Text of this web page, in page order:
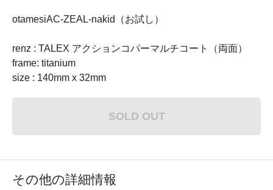
otamesiAC-ZEAL-nakid（お試し）
renz : TALEX アクションコパーマルチコート（両面）
frame: titanium
size : 140mm x 32mm
SOLD OUT
その他の詳細情報